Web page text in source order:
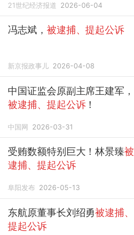
21世纪经济报道 2026-06-04
冯志斌， 被逮捕、提起公诉
新京报政事儿 2026-04-08
中国证监会原副主席王建军，
被逮捕、提起公诉！
中国网 2026-03-31
受贿数额特别巨大！林景臻被
逮捕、提起公诉
阜阳发布 2026-05-13
东航原董事长刘绍勇被逮捕、
提起公诉